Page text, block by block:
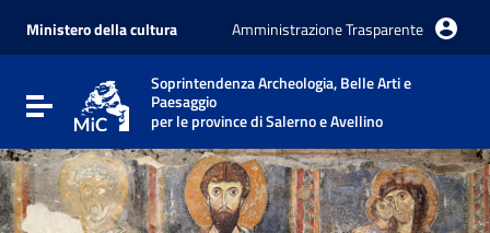
Vai al menu di navigazione
Vai al footer
Ministero della cultura Amministrazione Trasparente
Attiva / disattiva la navigazione
Soprintendenza Archeologia, Belle Arti e
Paesaggio
per le province di Salerno e Avellino